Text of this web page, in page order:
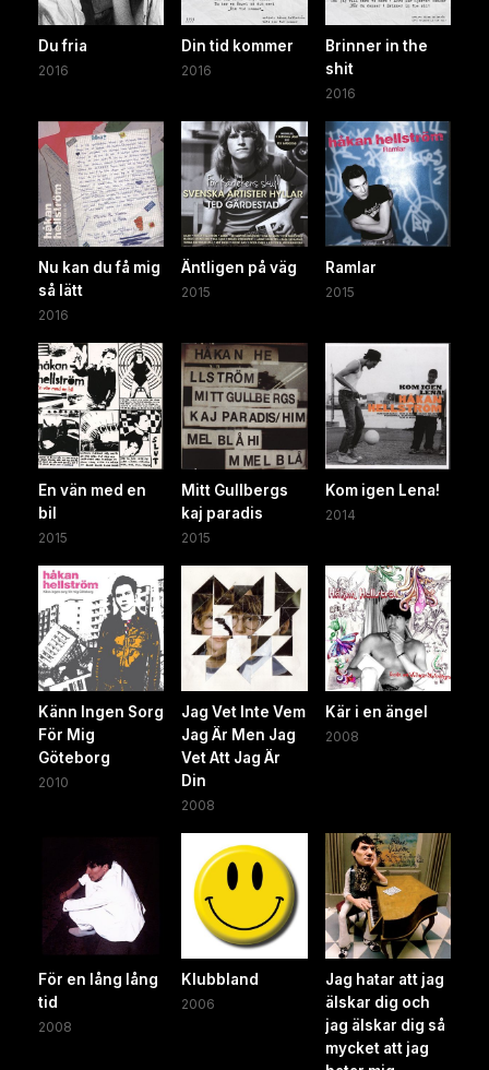
Du fria
2016
Din tid kommer
2016
Brinner in the
shit
2016
Nu kan du få mig
så lätt
2016
Äntligen på väg
2015
Ramlar
2015
En vän med en
bil
2015
Mitt Gullbergs
kaj paradis
2015
Kom igen Lena!
2014
Känn Ingen Sorg
För Mig
Göteborg
2010
Jag Vet Inte Vem
Jag Är Men Jag
Vet Att Jag Är
Din
2008
Kär i en ängel
2008
För en lång lång
tid
2008
Klubbland
2006
Jag hatar att jag
älskar dig och
jag älskar dig så
mycket att jag